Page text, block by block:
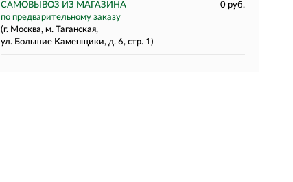
САМОВЫВОЗ ИЗ МАГАЗИНА
0 руб.
по предварительному заказу
(г. Москва, м. Таганская,
ул. Большие Каменщики, д. 6, стр. 1)